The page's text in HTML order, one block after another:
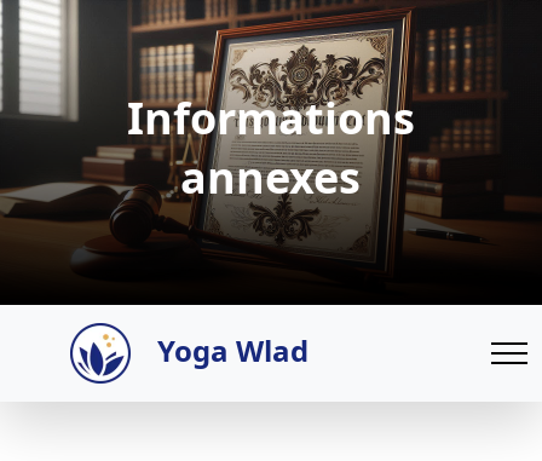
Informations
annexes
Yoga Wlad